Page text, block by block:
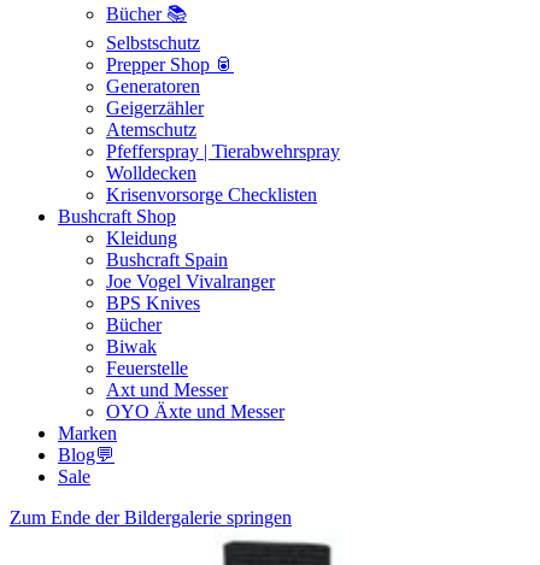
Bücher 📚
Selbstschutz
Prepper Shop 🥫
Generatoren
Geigerzähler
Atemschutz
Pfefferspray | Tierabwehrspray
Wolldecken
Krisenvorsorge Checklisten
Bushcraft Shop
Kleidung
Bushcraft Spain
Joe Vogel Vivalranger
BPS Knives
Bücher
Biwak
Feuerstelle
Axt und Messer
OYO Äxte und Messer
Marken
Blog💬
Sale
Zum Ende der Bildergalerie springen